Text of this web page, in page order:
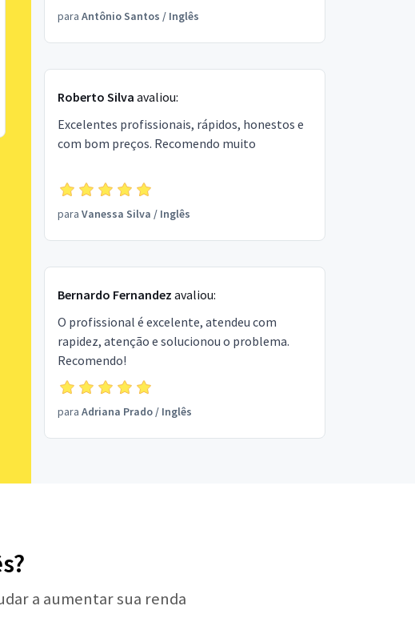
para Antônio Santos / Inglês
Roberto Silva avaliou:
Excelentes profissionais, rápidos, honestos e
com bom preços. Recomendo muito
para Vanessa Silva / Inglês
Bernardo Fernandez avaliou:
O profissional é excelente, atendeu com
rapidez, atenção e solucionou o problema.
Recomendo!
para Adriana Prado/ Inglês
a aumentar sua renda